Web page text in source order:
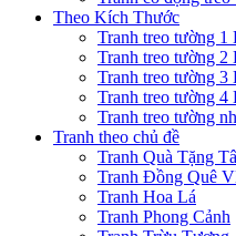
Theo Kích Thước
Tranh treo tường 1
Tranh treo tường 2
Tranh treo tường 3
Tranh treo tường 4
Tranh treo tường
Tranh theo chủ đề
Tranh Quà Tặng
Tranh Đồng Quê
Tranh Hoa Lá
Tranh Phong Cảnh